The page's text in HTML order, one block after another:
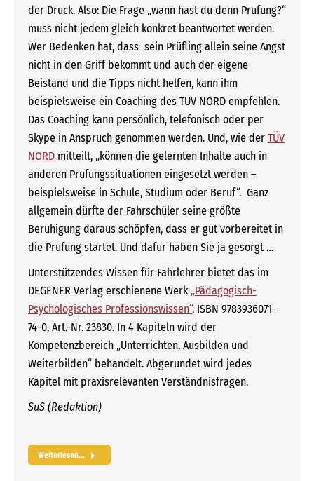
der Druck. Also: Die Frage „wann hast du denn Prüfung?“
muss nicht jedem gleich konkret beantwortet werden.
Wer Bedenken hat, dass sein Prüfling allein seine Angst
nicht in den Griff bekommt und auch der eigene
Beistand und die Tipps nicht helfen, kann ihm
beispielsweise ein Coaching des TÜV NORD empfehlen.
Das Coaching kann persönlich, telefonisch oder per
Skype in Anspruch genommen werden. Und, wie der TÜV
NORD mitteilt, „können die gelernten Inhalte auch in
anderen Prüfungssituationen eingesetzt werden –
beispielsweise in Schule, Studium oder Beruf“. Ganz
allgemein dürfte der Fahrschüler seine größte
Beruhigung daraus schöpfen, dass er gut vorbereitet in
die Prüfung startet. Und dafür haben Sie ja gesorgt …
Unterstützendes Wissen für Fahrlehrer bietet das im
DEGENER Verlag erschienene Werk „Pädagogisch-
Psychologisches Professionswissen“, ISBN 9783936071-
74-0, Art.-Nr. 23830. In 4 Kapiteln wird der
Kompetenzbereich „Unterrichten, Ausbilden und
Weiterbilden“ behandelt. Abgerundet wird jedes
Kapitel mit praxisrelevanten Verständnisfragen.
SuS (Redaktion)
Weiterlesen...